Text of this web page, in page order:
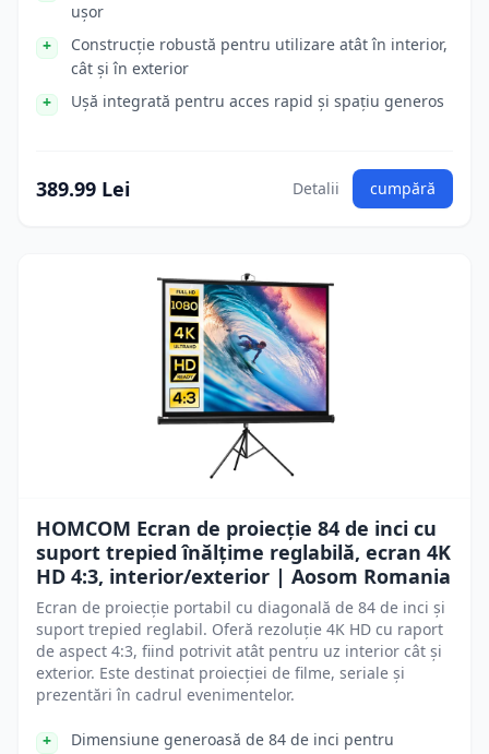
ușor
Construcție robustă pentru utilizare atât în interior,
cât și în exterior
Ușă integrată pentru acces rapid și spațiu generos
389.99 Lei Detalii cumpără
HOMCOM Ecran de proiecție 84 de inci cu
suport trepied înălțime reglabilă, ecran 4K
HD 4:3, interior/exterior | Aosom Romania
Ecran de proiecție portabil cu diagonală de 84 de inci și
suport trepied reglabil. Oferă rezoluție 4K HD cu raport
de aspect 4:3, fiind potrivit atât pentru uz interior cât și
exterior. Este destinat proiecției de filme, seriale și
prezentări în cadrul evenimentelor.
Dimensiune generoasă de 84 de inci pentru